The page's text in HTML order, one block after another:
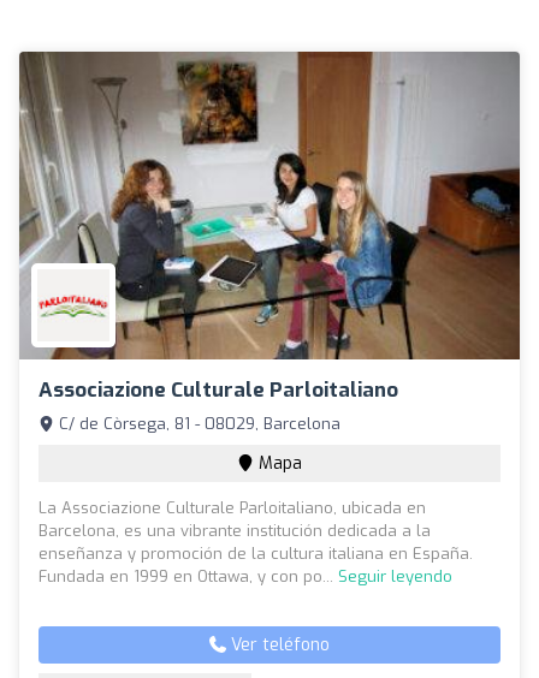
Associazione Culturale Parloitaliano
C/ de Còrsega, 81 - 08029, Barcelona
Mapa
La Associazione Culturale Parloitaliano, ubicada en
Barcelona, es una vibrante institución dedicada a la
enseñanza y promoción de la cultura italiana en España.
Fundada en 1999 en Ottawa, y con po... Seguir leyendo
Ver teléfono